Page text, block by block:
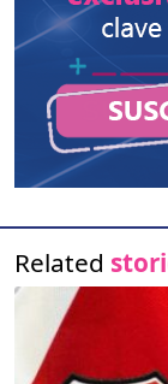
Related